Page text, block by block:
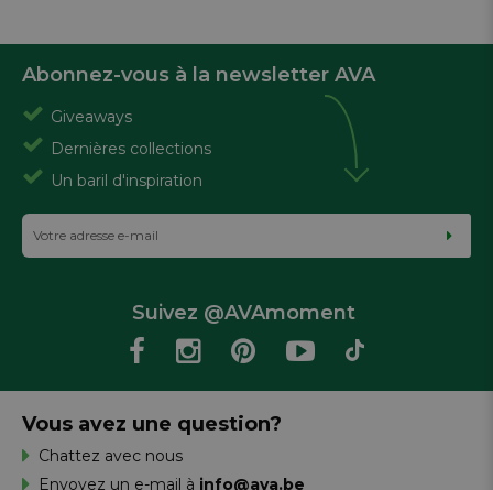
Abonnez-vous à la newsletter AVA
Giveaways
Dernières collections
Un baril d'inspiration
Suivez @AVAmoment
Vous avez une question?
Chattez avec nous
Envoyez un e-mail à info@ava.be